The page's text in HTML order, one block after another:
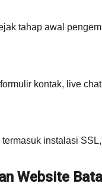
tahap awal
kontak, live
instalasi
Website